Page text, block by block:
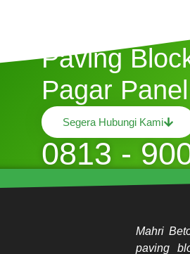
Butuh
Paving
Pagar
Segera Hubungi Kami
0813 -
Mahri
paving